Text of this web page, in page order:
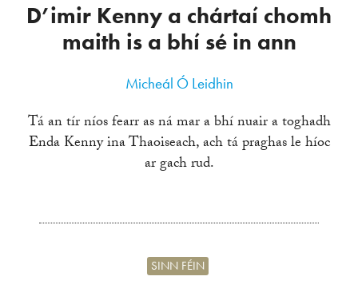
D’imir Kenny a chártaí chomh
maith is a bhí sé in ann
Micheál Ó Leidhin
Tá an tír níos fearr as ná mar a bhí nuair a toghadh
Enda Kenny ina Thaoiseach, ach tá praghas le híoc
ar gach rud.
SINN FÉIN